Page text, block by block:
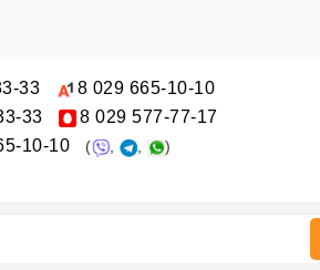
33 8 029 665-10-10
33 8 029 577-77-17
10-10 ( , , )